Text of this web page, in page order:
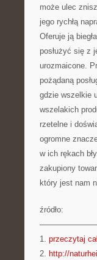
może ulec
jego rychłą
Oferuje ją
posłużyć się z
urozmaicone.
pożądaną
gdzie wszelkie
wszelakich
rzetelne i
ogromne
w ich rękach
zakupiony
który jest nam
źródło:
1. przeczytaj
2. http://